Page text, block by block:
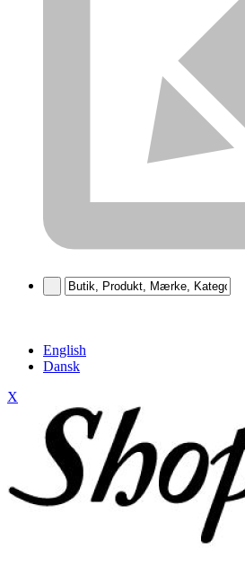
English
Dansk
X